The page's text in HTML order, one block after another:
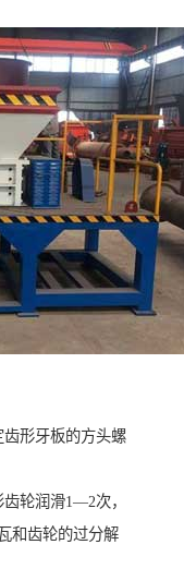
形牙板的方头螺
轮润滑1—2次，
和齿轮的过分解